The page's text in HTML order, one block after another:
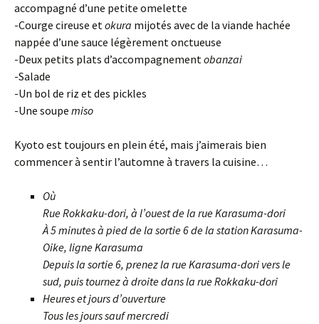
accompagné d’une petite omelette
-Courge cireuse etokura mijotés avec de la viande hachée
nappée d’une sauce légèrement onctueuse
-Deux petits plats d’accompagnementobanzai
-Salade
-Un bol de riz et des pickles
-Une soupe miso
Kyoto est toujours en plein été, mais j’aimerais bien
commencer à sentir l’automne à travers la cuisine…
Où
Rue Rokkaku-dori, à l’ouest de la rue Karasuma-dori
À 5 minutes à pied de la sortie 6 de la station Karasuma-
Oike, ligne Karasuma
Depuis la sortie 6, prenez la rue Karasuma-dori vers le
sud, puis tournez à droite dans la rue Rokkaku-dori
Heures et jours d’ouverture
Tous les jours sauf mercredi